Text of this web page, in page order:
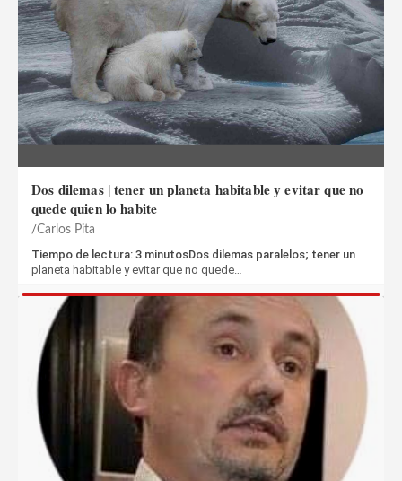
Dos dilemas | tener un planeta habitable y evitar que no
quede quien lo habite
Carlos Pita
Tiempo de lectura: 3 minutosDos dilemas paralelos; tener un
planeta habitable y evitar que no quede…